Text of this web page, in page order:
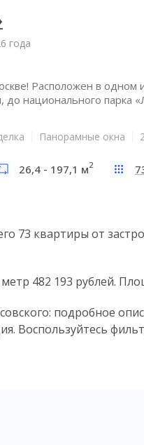
года
Расположен в одном
до национального парка
Панорамные окна
26,4 - 197,1 м2
73 квартиры от
482 193 рублей.
подробное
Воспользуйтесь